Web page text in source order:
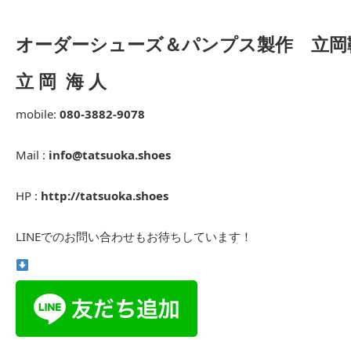
オーダーシューズ＆パンプス製作 立岡
立 岡 海 人
mobile: 080-3882-9078
Mail : info@tatsuoka.shoes
HP : http://tatsuoka.shoes
LINEでのお問い合わせもお待ちしています！